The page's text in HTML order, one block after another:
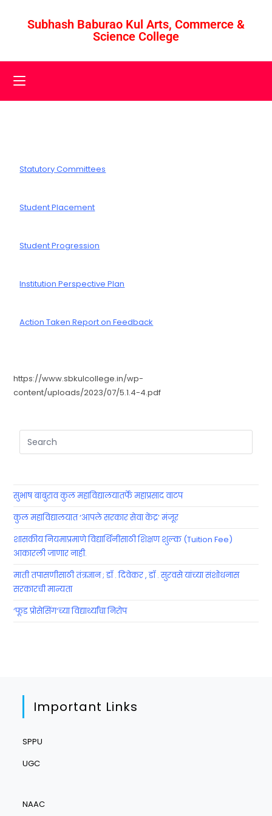
Subhash Baburao Kul Arts, Commerce &
Science College
Statutory Committees
Student Placement
Student Progression
Institution Perspective Plan
Action Taken Report on Feedback
https://www.sbkulcollege.in/wp-
content/uploads/2023/07/5.1.4-4.pdf
सुभाष बाबुराव कुल महाविद्यालयातर्फे महाप्रसाद वाटप
कुल महाविद्यालयात ‘आपले सरकार सेवा केंद्र’ मंजूर
शासकीय नियमाप्रमाणे विद्यार्थिनींसाठी शिक्षण शुल्क (Tuition Fee)
आकारली जाणार नाही.
माती तपासणीसाठी तंत्रज्ञान ; डॉ . दिवेकर , डॉ . सुरवसे यांच्या संशोधनास
सरकारची मान्यता
‘फूड प्रोसेसिंग’च्या विद्यार्थ्यांचा निरोप
Important Links
SPPU
UGC
NAAC